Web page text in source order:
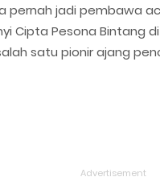
pernah jadi pembawa
Cipta Pesona Bintang di
satu pionir ajang